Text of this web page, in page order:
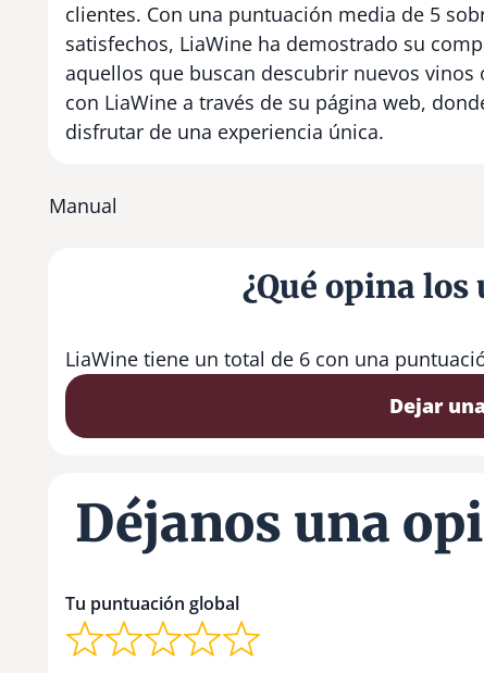
clientes. Con una puntuación media de 5
satisfechos, LiaWine ha demostrado su
aquellos que buscan descubrir nuevos
con LiaWine a través de su página web,
disfrutar de una experiencia única.
Manual
¿Qué opina
LiaWine tiene un total de 6 con una
Dejar
Déjanos una
Tu puntuación global